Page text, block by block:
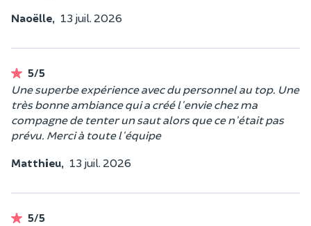
Naoëlle, 13 juil. 2026
5/5
Une superbe expérience avec du personnel au top. Une
très bonne ambiance qui a créé l'envie chez ma
compagne de tenter un saut alors que ce n'était pas
prévu. Merci à toute l'équipe
Matthieu, 13 juil. 2026
5/5